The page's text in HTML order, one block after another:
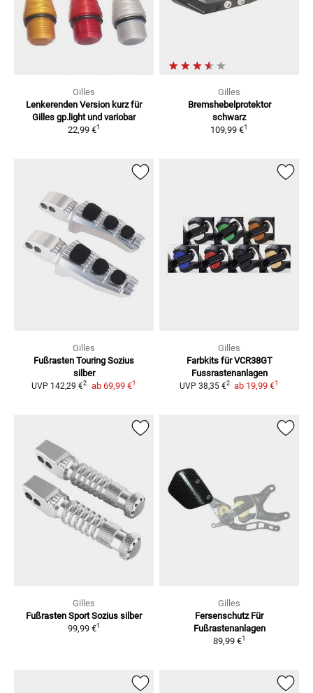
Gilles
Lenkerenden Version kurz für
Gilles gp.light und variobar
22,99 €1
Gilles
Bremshebelprotektor
schwarz
109,99 €1
Gilles
Fußrasten Touring Sozius
silber
UVP 142,29 €2 ab 69,99 €1
Gilles
Farbkits für VCR38GT
Fussrastenanlagen
UVP 38,35 €2 ab 19,99 €1
Gilles
Fußrasten Sport Sozius silber
99,99 €1
Gilles
Fersenschutz Für
Fußrastenanlagen
89,99 €1